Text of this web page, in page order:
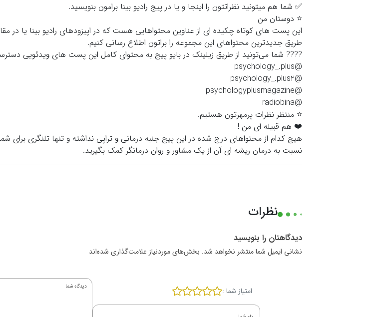
✅ شما هم میتونید نظراتتون را اینجا و یا در پیج رادیو بینا برامون بنویسید.
⭐️ دوستان من
این پست های کوتاه چکیده ای از عناوین محتواهایی هست که در اپیزودهای رادیو بینا یا در
طریق جدیدترین محتواهای این مجموعه را براتون اطلاع رسانی کنیم.
???? شما می‌تونید از طریق زیلینک در بایو پیج به محتوای کامل این پست های ویدئویی
@psychology_.plus
@psychology_.plus2
@psychologyplusmagazine
@radiobina
⭐️ منتظر نظرات پرمهرتون هستیم.
❤️ هم قبیله ای من !
هیچ کدام از محتواهای درج شده در این پیج جنبه درمانی و تراپی نداشته و تنها تلنگری برای
نسبت به درمان ریشه ای آن از یک مشاور و روان درمانگر کمک بگیرید.
نظرات
دیدگاهتان را بنویسید
نشانی ایمیل شما منتشر نخواهد شد. بخش‌های موردنیاز علامت‌گذاری شده‌اند
امتیاز شما :